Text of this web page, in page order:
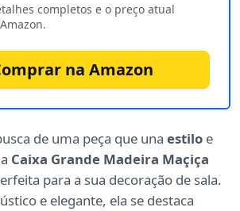
completos e o preço atual
na Amazon
de uma peça que una estilo e
Caixa Grande Madeira Maçiça
para a sua decoração de sala.
e elegante, ela se destaca